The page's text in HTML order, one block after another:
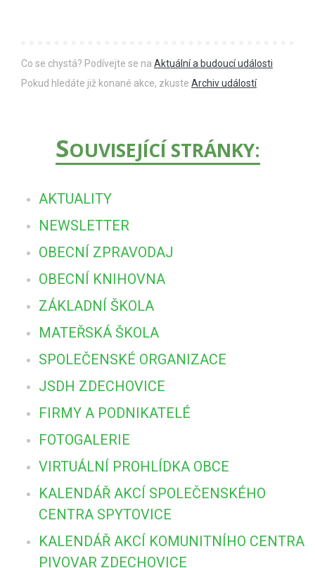
Co se chystá? Podívejte se na Aktuální a budoucí události
Pokud hledáte již konané akce, zkuste Archiv událostí
SOUVISEJÍCÍ STRÁNKY:
AKTUALITY
NEWSLETTER
OBECNÍ ZPRAVODAJ
OBECNÍ KNIHOVNA
ZÁKLADNÍ ŠKOLA
MATEŘSKÁ ŠKOLA
SPOLEČENSKÉ ORGANIZACE
JSDH ZDECHOVICE
FIRMY A PODNIKATELÉ
FOTOGALERIE
VIRTUÁLNÍ PROHLÍDKA OBCE
KALENDÁŘ AKCÍ SPOLEČENSKÉHO
CENTRA SPYTOVICE
KALENDÁŘ AKCÍ KOMUNITNÍHO CENTRA
PIVOVAR ZDECHOVICE